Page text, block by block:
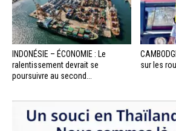
INDONÉSIE – ÉCONOMIE : Le
ralentissement devrait se
poursuivre au second...
sur les